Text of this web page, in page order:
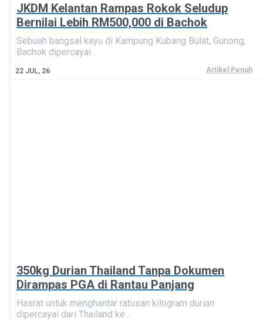
JKDM Kelantan Rampas Rokok Seludup
Bernilai Lebih RM500,000 di Bachok
22 JUL, 26
Sebuah bangsal kayu di Kampung Kubang Bulat, Gunong,
Bachok dipercayai…
Artikel Penuh
350kg Durian Thailand Tanpa Dokumen
Dirampas PGA di Rantau Panjang
Hasrat untuk menghantar ratusan kilogram durian
dipercayai dari Thailand ke…